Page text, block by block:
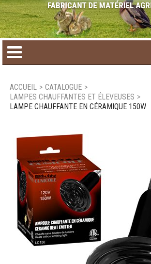
Catalogue de produit
Produits saisonniers
Nouveaux produits
Nous joindre
ACCUEIL > CATALOGUE >
LAMPES CHAUFFANTES ET ÉLEVEUSES >
LAMPE CHAUFFANTE EN CÉRAMIQUE 150W